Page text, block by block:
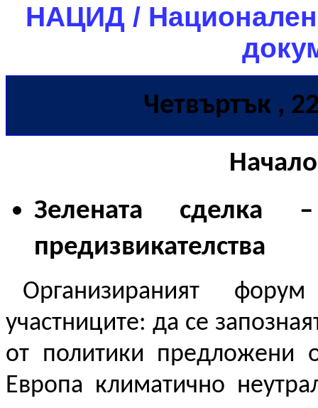
НАЦИД /
Четвъртък,
Зелената сделка
предизвикателства
Организираният
участниците: да се
от политики предложени
Европа климатично